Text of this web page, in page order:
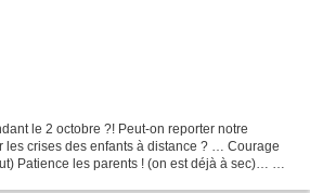
le 2 octobre ?! Peut-on reporter notre
les crises des enfants à distance ? … Courage
Patience les parents ! (on est déjà à sec)… Par